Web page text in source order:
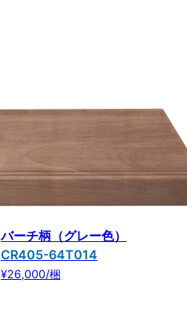
バーチ柄（グレー色）
CR405-64T014
¥26,000/梱